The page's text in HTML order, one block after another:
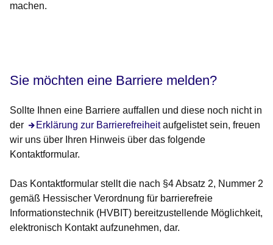
machen.
Sie möchten eine Barriere melden?
Sollte Ihnen eine Barriere auffallen und diese noch nicht in
der
Erklärung zur Barrierefreiheit
Öffnet sich in einem neuen Fensteraufgelistet sein, freuen
wir uns über Ihren Hinweis über das folgende
Kontaktformular.
Das Kontaktformular stellt die nach §4 Absatz 2, Nummer 2
gemäß Hessischer Verordnung für barrierefreie
Informationstechnik (HVBIT) bereitzustellende Möglichkeit,
elektronisch Kontakt aufzunehmen, dar.